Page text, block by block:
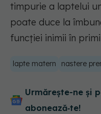
timpurie a laptelui
poate duce la
funcției inimii în
lapte matern nastere
Urmărește-ne și
abonează‑te!